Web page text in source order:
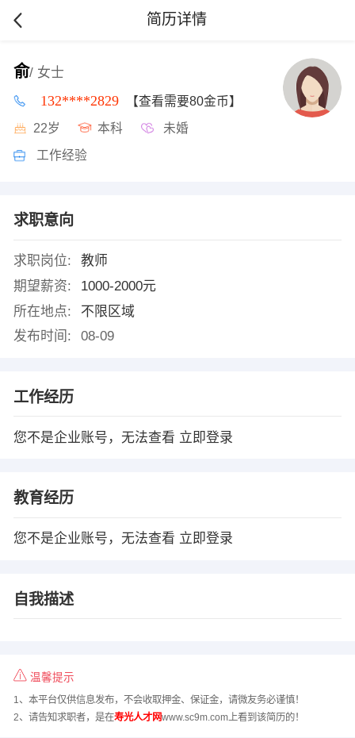
简历详情
俞/ 女士
132****2829 【查看需要80金币】
22岁 本科 未婚
工作经验
求职意向
求职岗位:
教师
期望薪资:
1000-2000元
所在地点:
不限区域
发布时间:
08-09
工作经历
您不是企业账号，无法查看 立即登录
教育经历
您不是企业账号，无法查看 立即登录
自我描述
温馨提示
1、本平台仅供信息发布，不会收取押金、保证金，请微友务必谨慎！
2、请告知求职者，是在寿光人才网www.sc9m.com上看到该简历的！